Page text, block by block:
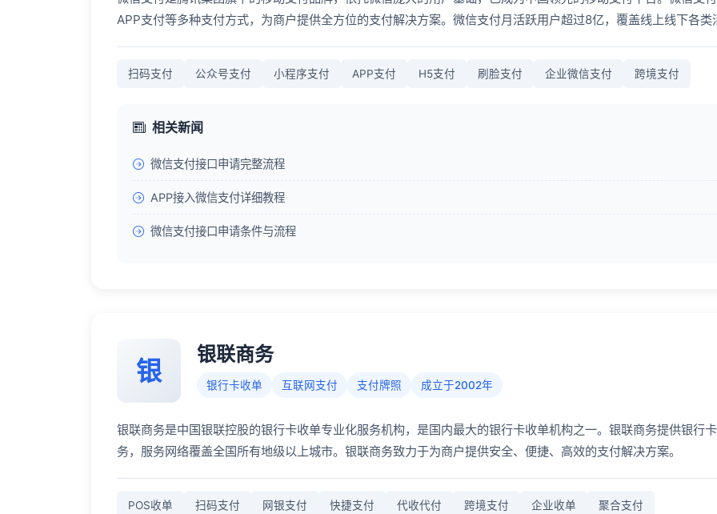
APP支付等多种支付方式，为商户提供全方位的支付解决方案。微信支付月活跃用户超过8亿，覆盖线上线下各类
扫码支付 公众号支付 小程序支付 APP支付 H5支付 刷脸支付 企业微信支付 跨境支付
相关新闻
微信支付接口申请完整流程
APP接入微信支付详细教程
微信支付接口申请条件与流程
银
银联商务
银行卡收单 互联网支付 支付牌照 成立于2002年
银联商务是中国银联控股的银行卡收单专业化服务机构，是国内最大的银行卡收单机构之一。银联商务提供银行
务，服务网络覆盖全国所有地级以上城市。银联商务致力于为商户提供安全、便捷、高效的支付解决方案。
POS收单 扫码支付 网银支付 快捷支付 代收代付 跨境支付 企业收单 聚合支付